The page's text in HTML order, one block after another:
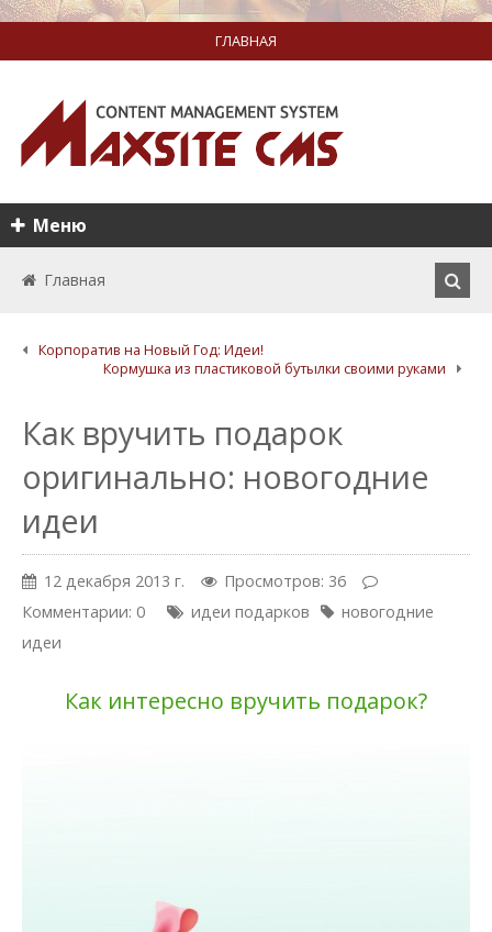
ГЛАВНАЯ
Меню
Главная
Корпоратив на Новый Год: Идеи!
Кормушка из пластиковой бутылки своими руками
Как вручить подарок
оригинально: новогодние
идеи
12 декабря 2013 г.
Просмотров: 36
Комментарии: 0
идеи подарков
новогодние
идеи
Как интересно вручить подарок?